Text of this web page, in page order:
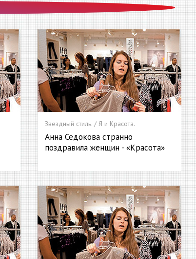
Звездный стиль. / Я и Красота.
Анна Седокова странно
поздравила женщин - «Красота»